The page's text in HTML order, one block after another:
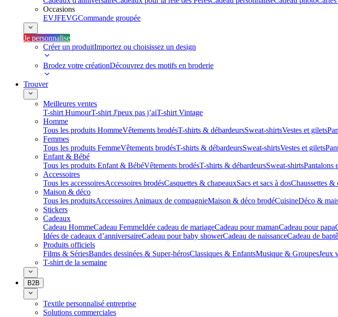
Occasions
EVJFEVGCommande groupée
Je personnalise
Créer un produitImportez ou choisissez un design
Brodez votre créationDécouvrez des motifs en broderie
Trouver
Meilleures ventes
T-shirt HumourT-shirt J'peux pas j’aiT-shirt Vintage
Homme
Tous les produits HommeVêtements brodésT-shirts & débardeursSweat-shirtsVestes et gilets
Femmes
Tous les produits FemmeVêtements brodésT-shirts & débardeursSweat-shirtsVestes et gilets
Enfant & Bébé
Tous les produits Enfant & BébéVêtements brodésT-shirts & débardeursSweat-shirtsPantalons
Accessoires
Tous les accessoiresAccessoires brodésCasquettes & chapeauxSacs et sacs à dosChaussettes &
Maison & déco
Tous les produitsAccessoires Animaux de compagnieMaison & déco brodéCuisineDéco &
Stickers
Cadeaux
Cadeau HommeCadeau FemmeIdée cadeau de mariage​Cadeau pour mamanCadeau pour papa
Idées de cadeaux d’anniversaireCadeau pour baby showerCadeau de naissanceCadeau de
Produits officiels
Films & SériesBandes dessinées & Super-hérosClassiques & EnfantsMusique & GroupesJeux
T-shirt de la semaine
B2B
Textile personnalisé entreprise
Solutions commerciales